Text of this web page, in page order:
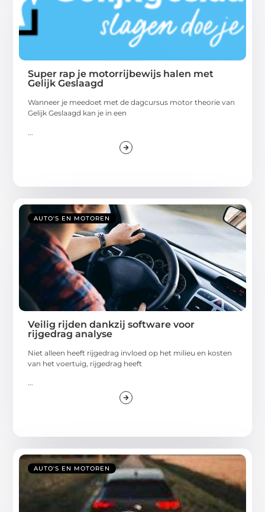
Super rap je motorrijbewijs halen met
Gelijk Geslaagd
Wanneer je meedoet met de dagcursus motor theorie van
Gelijk Geslaagd kan je in een
AUTO'S EN MOTOREN
Veilig rijden dankzij software voor
rijgedrag analyse
Niet alleen heeft rijgedrag invloed op het milieu en kosten
van het voertuig, rijgedrag heeft
AUTO'S EN MOTOREN